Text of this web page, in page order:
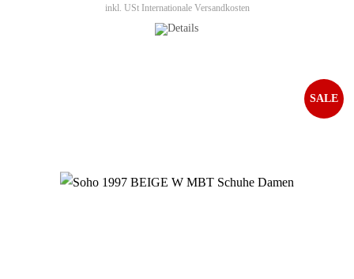
inkl. USt Internationale Versandkosten
SALE